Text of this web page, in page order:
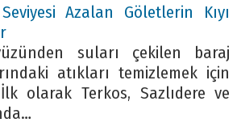
Azalan Göletlerin Kıyı
suları çekilen baraj
atıkları temizlemek için
olarak Terkos, Sazlıdere ve